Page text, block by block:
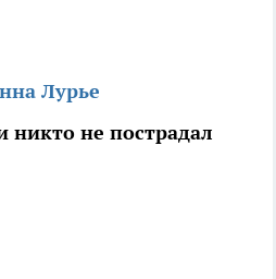
Лурье
никто не пострадал